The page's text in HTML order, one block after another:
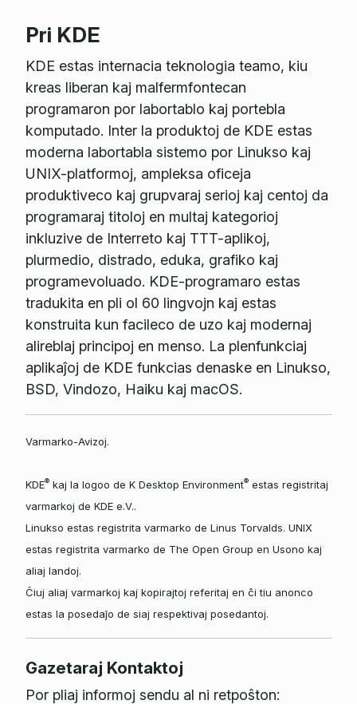
Pri KDE
KDE estas internacia teknologia teamo, kiu
kreas liberan kaj malfermfontecan
programaron por labortablo kaj portebla
komputado. Inter la produktoj de KDE estas
moderna labortabla sistemo por Linukso kaj
UNIX-platformoj, ampleksa oficeja
produktiveco kaj grupvaraj serioj kaj centoj da
programaraj titoloj en multaj kategorioj
inkluzive de Interreto kaj TTT-aplikoj,
plurmedio, distrado, eduka, grafiko kaj
programevoluado. KDE-programaro estas
tradukita en pli ol 60 lingvojn kaj estas
konstruita kun facileco de uzo kaj modernaj
alireblaj principoj en menso. La plenfunkciaj
aplikaĵoj de KDE funkcias denaske en Linukso,
BSD, Vindozo, Haiku kaj macOS.
Varmarko-Avizoj.
KDE®kaj la logoo de K Desktop Environment®estas registritaj
varmarkoj de KDE e.V..
Linukso estas registrita varmarko de Linus Torvalds. UNIX
estas registrita varmarko de The Open Group en Usono kaj
aliaj landoj.
Ĉiuj aliaj varmarkoj kaj kopirajtoj referitaj en ĉi tiu anonco
estas la posedaĵo de siaj respektivaj posedantoj.
Gazetaraj Kontaktoj
Por pliaj informoj sendu al ni retpoŝton: